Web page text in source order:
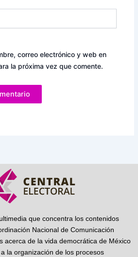
correo electrónico y web en
la próxima vez que comente.
que concentra los contenidos
Nacional de Comunicación
acerca de la vida democrática de México
la organización de los procesos